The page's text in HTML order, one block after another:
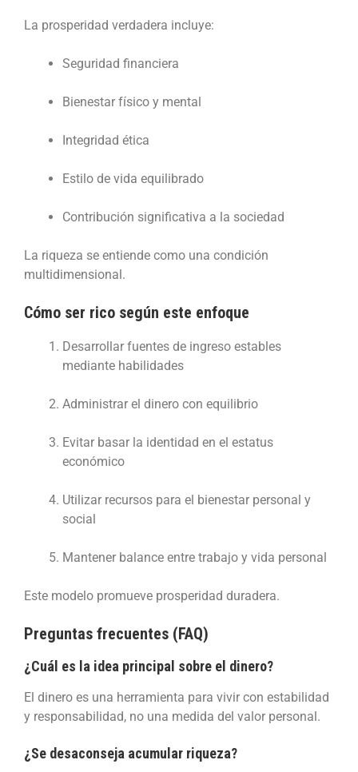
La prosperidad verdadera incluye:
Seguridad financiera
Bienestar físico y mental
Integridad ética
Estilo de vida equilibrado
Contribución significativa a la sociedad
La riqueza se entiende como una condición
multidimensional.
Cómo ser rico según este enfoque
Desarrollar fuentes de ingreso estables
mediante habilidades
Administrar el dinero con equilibrio
Evitar basar la identidad en el estatus
económico
Utilizar recursos para el bienestar personal y
social
Mantener balance entre trabajo y vida personal
Este modelo promueve prosperidad duradera.
Preguntas frecuentes (FAQ)
¿Cuál es la idea principal sobre el dinero?
El dinero es una herramienta para vivir con estabilidad
y responsabilidad, no una medida del valor personal.
¿Se desaconseja acumular riqueza?